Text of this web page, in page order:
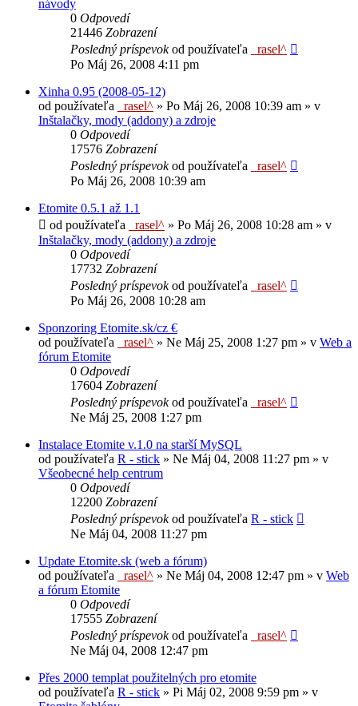
návody
0 Odpovedí
21446 Zobrazení
Posledný príspevokod používateľa
_rasel^
Po Máj 26, 2008 4:11 pm
Xinha 0.95 (2008-05-12)
od používateľa
_rasel^ » Po Máj 26, 2008 10:39 am » v
Inštalačky, mody (addony) a zdroje
0 Odpovedí
17576 Zobrazení
Posledný príspevokod používateľa
_rasel^
Po Máj 26, 2008 10:39 am
Etomite 0.5.1 až 1.1
od používateľa
_rasel^ » Po Máj 26, 2008 10:28 am » v
Inštalačky, mody (addony) a zdroje
0 Odpovedí
17732 Zobrazení
Posledný príspevokod používateľa
_rasel^
Po Máj 26, 2008 10:28 am
Sponzoring Etomite.sk/cz €
od používateľa
_rasel^ » Ne Máj 25, 2008 1:27 pm » v Web a
fórum Etomite
0 Odpovedí
17604 Zobrazení
Posledný príspevokod používateľa
_rasel^
Ne Máj 25, 2008 1:27 pm
Instalace Etomite v.1.0 na starší MySQL
od používateľa R - stick » Ne Máj 04, 2008 11:27 pm » v
Všeobecné help centrum
0 Odpovedí
12200 Zobrazení
Posledný príspevokod používateľa R - stick
Ne Máj 04, 2008 11:27 pm
Update Etomite.sk (web a fórum)
od používateľa
_rasel^ » Ne Máj 04, 2008 12:47 pm » v Web
a fórum Etomite
0 Odpovedí
17555 Zobrazení
Posledný príspevokod používateľa
_rasel^
Ne Máj 04, 2008 12:47 pm
Přes 2000 templat použitelných pro etomite
od používateľa R - stick » Pi Máj 02, 2008 9:59 pm » v